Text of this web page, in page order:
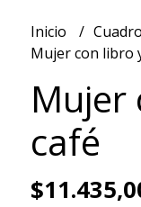
Inicio
Mujer con libro
Mujer
café